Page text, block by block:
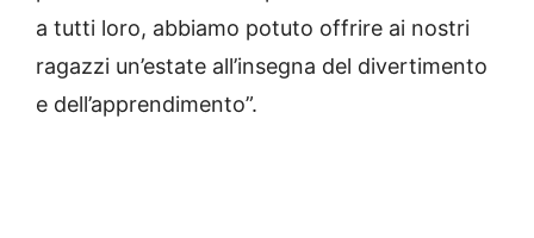
a tutti loro, abbiamo potuto offrire ai nostri
ragazzi un’estate all’insegna del divertimento
e dell’apprendimento”.